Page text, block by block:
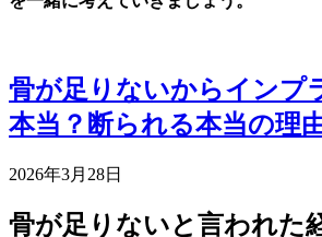
骨が足りないからインプ
本当？断られる本当の理
2026年3月28日
骨が足りないと言われた